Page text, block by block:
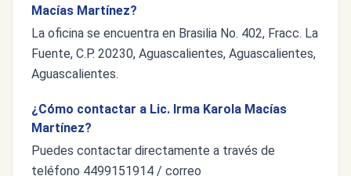
Macías Martínez?
La oficina se encuentra en Brasilia No. 402, Fracc. La
Fuente, C.P. 20230, Aguascalientes, Aguascalientes,
Aguascalientes.
¿Cómo contactar a Lic. Irma Karola Macías
Martínez?
Puedes contactar directamente a través de
teléfono 4499151914 / correo